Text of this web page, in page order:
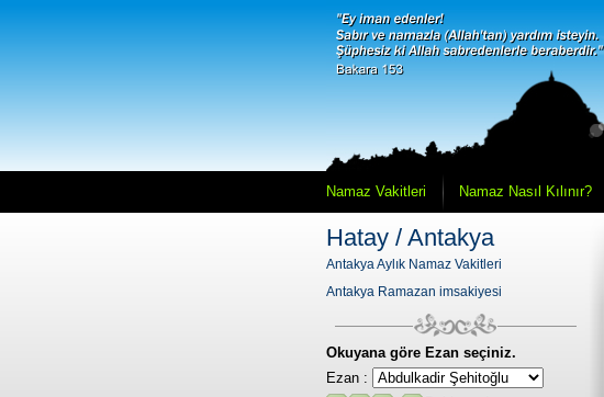
Namaz Vakitleri Namaz Nasıl Kılınır?
Hatay / Antakya
Antakya Aylık Namaz Vakitleri
Antakya Ramazan imsakiyesi
Okuyana göre Ezan seçiniz.
Ezan :